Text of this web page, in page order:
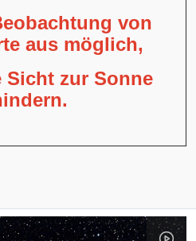
von
aus möglich,
Sicht zur Sonne